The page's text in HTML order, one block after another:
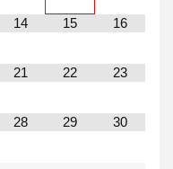
14 15 16
21 22 23
28 29 30